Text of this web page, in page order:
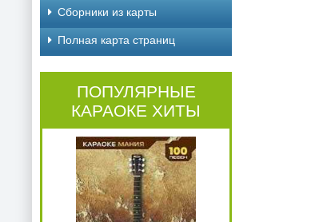
Cборники из карты
Полная карта страниц
ПОПУЛЯРНЫЕ
КАРАОКЕ ХИТЫ